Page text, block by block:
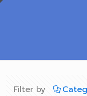
Filter by